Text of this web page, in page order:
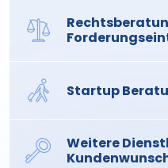
Startup
Weitere